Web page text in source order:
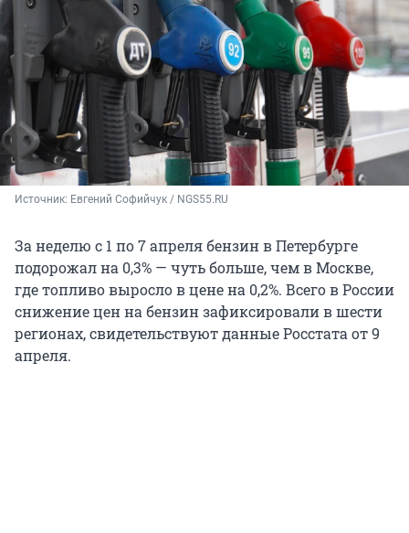
Источник: Евгений Софийчук / NGS55.RU
За неделю с 1 по 7 апреля бензин в Петербурге
подорожал на 0,3% — чуть больше, чем в Москве,
где топливо выросло в цене на 0,2%. Всего в России
снижение цен на бензин зафиксировали в шести
регионах, свидетельствуют данные Росстата от 9
апреля.